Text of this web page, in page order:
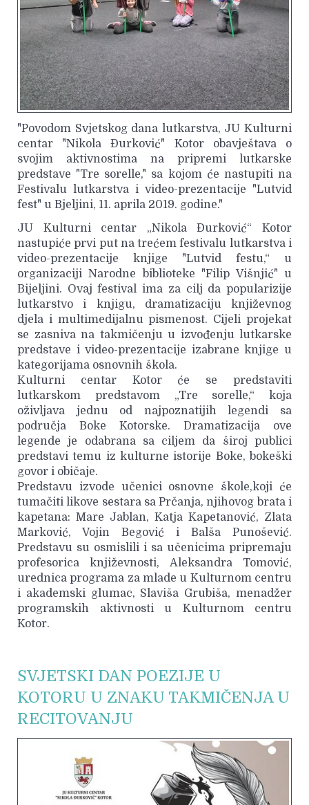
"Povodom Svjetskog dana lutkarstva, JU Kulturni
centar "Nikola Đurković" Kotor obavještava o
svojim aktivnostima na pripremi lutkarske
predstave "Tre sorelle," sa kojom će nastupiti na
Festivalu lutkarstva i video-prezentacije "Lutvid
fest" u Bjeljini, 11. aprila 2019. godine."
JU Kulturni centar „Nikola Đurković“ Kotor
nastupiće prvi put na trećem festivalu lutkarstva i
video-prezentacije knjige "Lutvid festu,“ u
organizaciji Narodne biblioteke "Filip Višnjić" u
Bijeljini. Ovaj festival ima za cilj da popularizije
lutkarstvo i knjigu, dramatizaciju književnog
djela i multimedijalnu pismenost. Cijeli projekat
se zasniva na takmičenju u izvođenju lutkarske
predstave i video-prezentacije izabrane knjige u
kategorijama osnovnih škola.
Kulturni centar Kotor će se predstaviti
lutkarskom predstavom „Tre sorelle,“ koja
oživljava jednu od najpoznatijih legendi sa
područja Boke Kotorske. Dramatizacija ove
legende je odabrana sa ciljem da široj publici
predstavi temu iz kulturne istorije Boke, bokeški
govor i običaje.
Predstavu izvode učenici osnovne škole,koji će
tumačiti likove sestara sa Prčanja, njihovog brata i
kapetana: Mare Jablan, Katja Kapetanović, Zlata
Marković, Vojin Begović i Balša Punošević.
Predstavu su osmislili i sa učenicima pripremaju
profesorica književnosti, Aleksandra Tomović,
urednica programa za mlade u Kulturnom centru
i akademski glumac, Slaviša Grubiša, menadžer
programskih aktivnosti u Kulturnom centru
Kotor.
SVJETSKI DAN POEZIJE U
KOTORU U ZNAKU TAKMIČENJA U
RECITOVANJU